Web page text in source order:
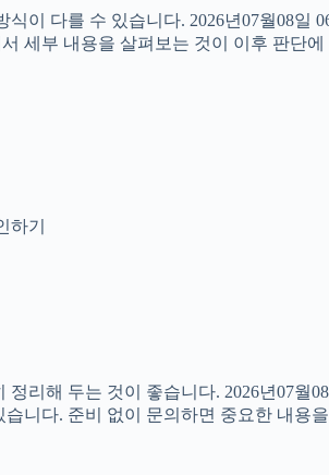
이 다를 수 있습니다. 2026년07월08일
세부 내용을 살펴보는 것이 이후 판단
하기
리해 두는 것이 좋습니다. 2026년07월
니다. 준비 없이 문의하면 중요한 내용